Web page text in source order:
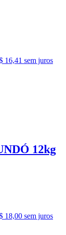
16,41 sem juros
12kg
18,00 sem juros